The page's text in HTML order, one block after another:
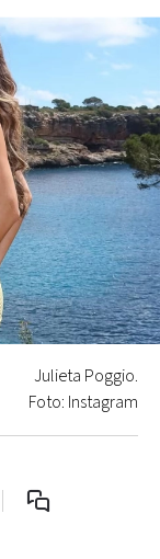
Julieta Poggio.
Foto: Instagram